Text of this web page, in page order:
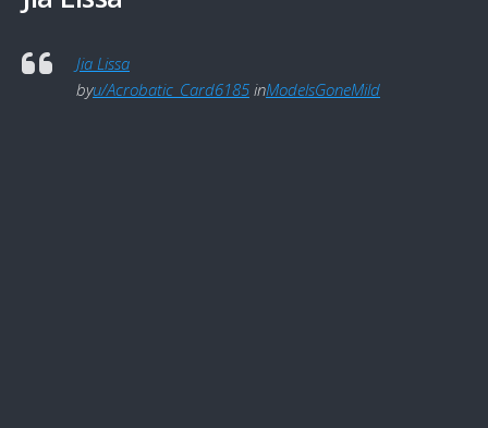
Jia Lissa
byu/Acrobatic_Card6185 inModelsGoneMild